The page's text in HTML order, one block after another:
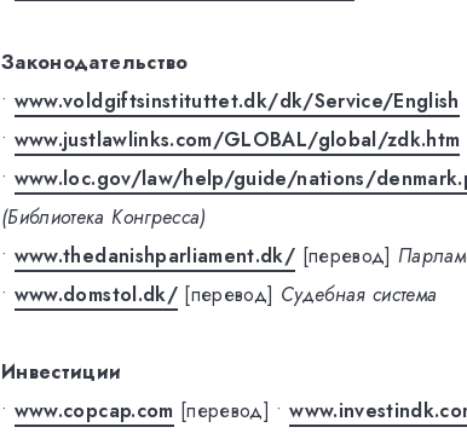
Законодательство
• www.voldgiftsinstituttet.dk/dk/Service/English
• www.justlawlinks.com/GLOBAL/global/zdk.htm
• www.loc.gov/law/help/guide/nations/
(Библиотека Конгресса)
• www.thedanishparliament.dk/ [перевод]
• www.domstol.dk/ [перевод] Судебная система
Инвестиции
• www.copcap.com [перевод] •